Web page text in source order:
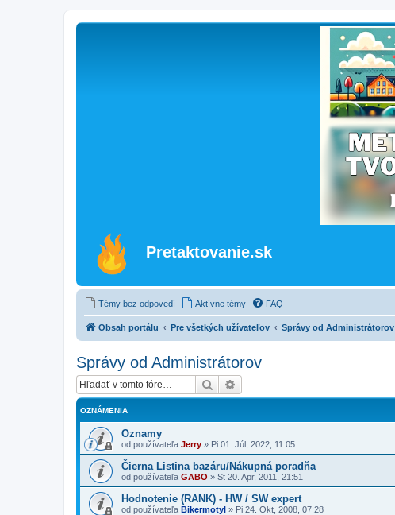
Pretaktovanie.sk
Témy bez odpovedí Aktívne témy FAQ
Obsah portálu Pre všetkých užívateľov Správy od Administrátorov
Správy od Administrátorov
Hľadať
OZNÁMENIA
Oznamy
od používateľa Jerry » Pi 01. Júl, 2022, 11:05
Čierna Listina bazáru/Nákupná poradňa
od používateľa GABO » St 20. Apr, 2011, 21:51
Hodnotenie (RANK) - HW / SW expert
od používateľa Bikermotyl » Pi 24. Okt, 2008, 07:28